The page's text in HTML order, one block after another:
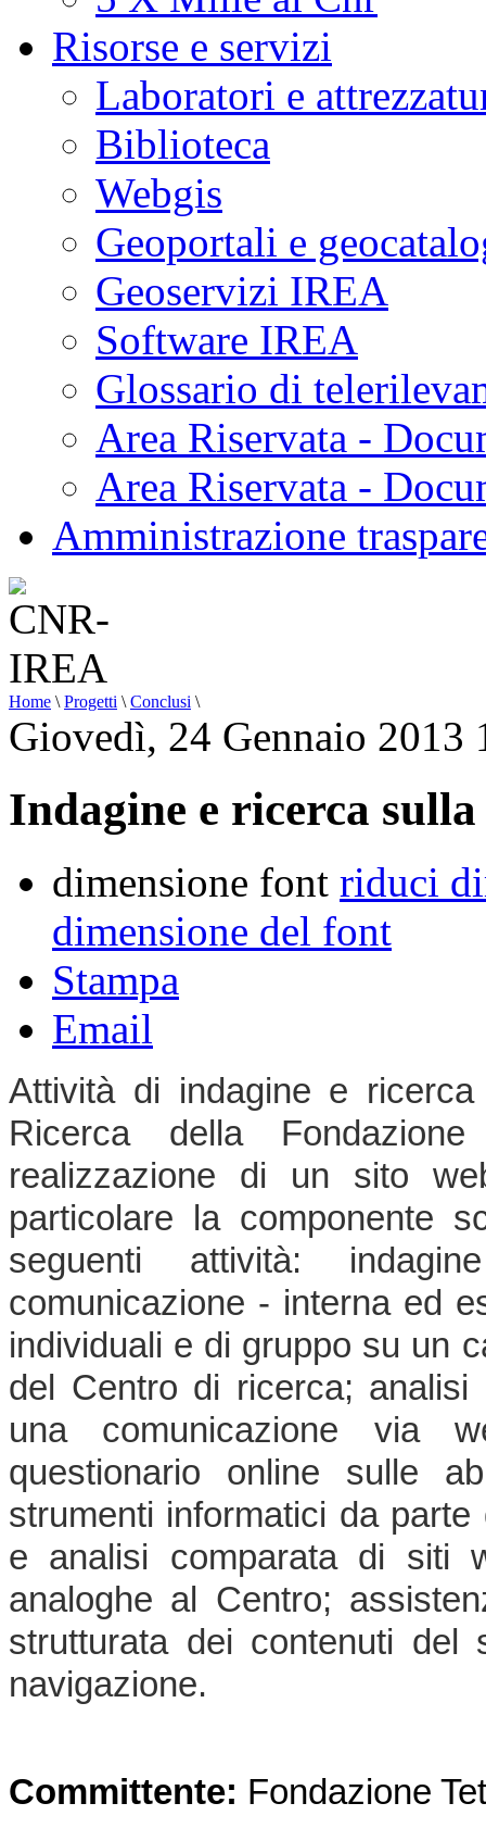
Risorse e servizi
Laboratori e
Biblioteca
Webgis
Geoportali e
Geoservizi IREA
Software IREA
Glossario di
Area Riservata -
Area Riservata -
Amministrazione
Home \ Progetti \ Conclusi \
Giovedì, 24 Gennaio 2013
Indagine e ricerca
dimensione font riduci
dimensione del font
Stampa
Email
Attività di indagine e
Ricerca della
realizzazione di un sito
particolare la componente
seguenti attività:
comunicazione - interna ed
individuali e di gruppo su un
del Centro di ricerca;
una comunicazione via
questionario online sulle
strumenti informatici da
e analisi comparata di siti
analoghe al Centro;
strutturata dei contenuti
navigazione.
Committente: Fondazione